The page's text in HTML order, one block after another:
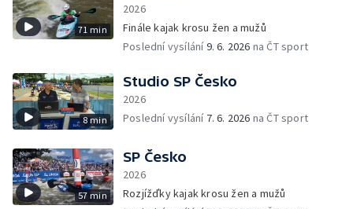
71 min
2026
Finále kajak krosu žen a mužů
Poslední vysílání9. 6. 2026 na ČT sport
8 min
Studio SP Česko
2026
Poslední vysílání 7. 6. 2026 na ČT sport
57 min
SP Česko
2026
Rozjížďky kajak krosu žen a mužů